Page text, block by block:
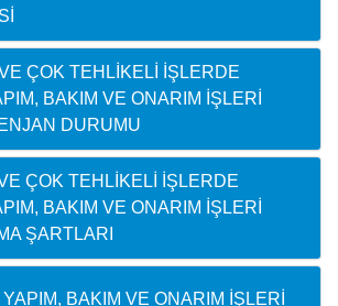
ÇOK TEHLIKELI İŞLERDE
BAKIM VE ONARIM İŞLERI
DURUMU
ÇOK TEHLIKELI İŞLERDE
BAKIM VE ONARIM İŞLERI
ŞARTLARI
BAKIM VE ONARIM İŞLERI